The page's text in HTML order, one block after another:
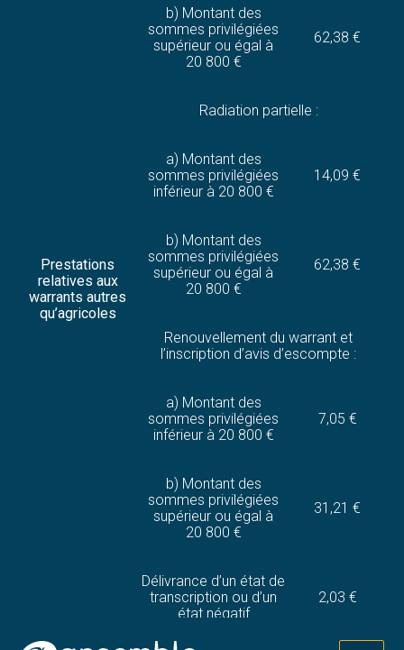
Prestations
relatives aux
warrants autres
qu’agricoles
b) Montant des
sommes privilégiées
supérieur ou égal à
20 800 €
62,38 €
Radiation partielle :
a) Montant des
sommes privilégiées
inférieur à 20 800 €
14,09 €
b) Montant des
sommes privilégiées
supérieur ou égal à
20 800 €
62,38 €
Renouvellement du warrant et
l’inscription d’avis d’escompte :
a) Montant des
sommes privilégiées
inférieur à 20 800 €
7,05 €
b) Montant des
sommes privilégiées
supérieur ou égal à
20 800 €
31,21 €
Délivrance d’un état de
transcription ou d’un
état négatif
2,03 €